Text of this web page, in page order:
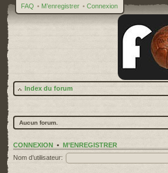
FAQ • M’enregistrer • Connexion
Index du forum
Aucun forum.
CONNEXION • M’ENREGISTRER
Nom d’utilisateur: